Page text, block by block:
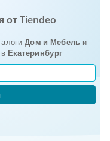
от Tiendeo
Дом и Мебель и
Екатеринбург